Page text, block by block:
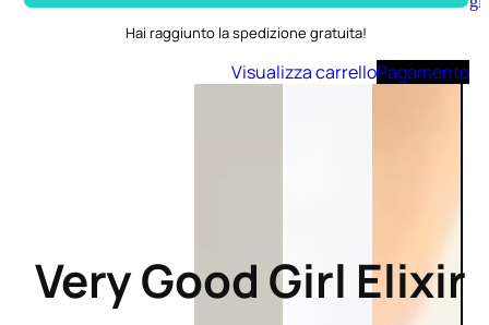
Hai raggiunto la spedizione gratuita!
Visualizza carrelloPagamento
Very Good Girl Elixir